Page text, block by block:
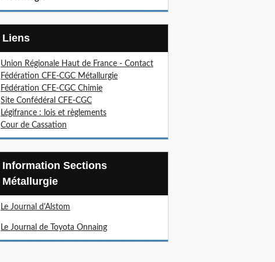
Liens
Union Régionale Haut de France - Contact
Fédération CFE-CGC Métallurgie
Fédération CFE-CGC Chimie
Site Confédéral CFE-CGC
Légifrance : lois et règlements
Cour de Cassation
Information Sections
Métallurgie
Le Journal d'Alstom
Le Journal de Toyota Onnaing